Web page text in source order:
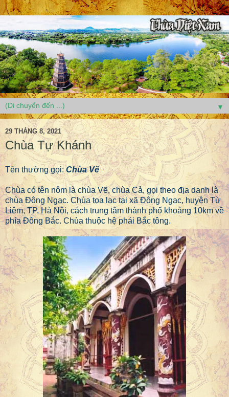
▼
29 THÁNG 8, 2021
Chùa Tự Khánh
Tên thường gọi:Chùa Vẽ
Chùa có tên nôm là chùa Vẽ, chùa Cả, gọi theo địa danh là
chùa Đông Ngạc. Chùa tọa lạc tại xã Đông Ngạc, huyện Từ
Liêm, TP. Hà Nội, cách trung tâm thành phố khoảng 10km về
phía Đông Bắc. Chùa thuộc hệ phái Bắc tông.